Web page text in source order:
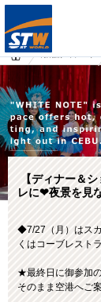
【ディナー＆
レに❤夜景を見
◆7/27（月）はス
くはコーブレスト
★最終日に御参加
そのまま空港へご